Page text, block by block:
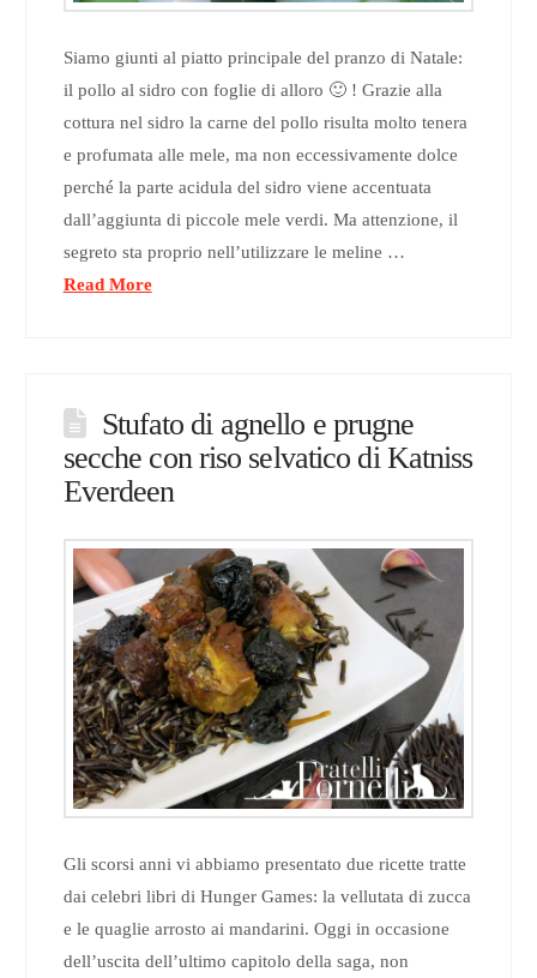
Siamo giunti al piatto principale del pranzo di Natale:
il pollo al sidro con foglie di alloro 🙂 ! Grazie alla
cottura nel sidro la carne del pollo risulta molto tenera
e profumata alle mele, ma non eccessivamente dolce
perché la parte acidula del sidro viene accentuata
dall’aggiunta di piccole mele verdi. Ma attenzione, il
segreto sta proprio nell’utilizzare le meline …
Read More
Stufato di agnello e prugne
secche con riso selvatico di Katniss
Everdeen
Gli scorsi anni vi abbiamo presentato due ricette tratte
dai celebri libri di Hunger Games: la vellutata di zucca
e le quaglie arrosto ai mandarini. Oggi in occasione
dell’uscita dell’ultimo capitolo della saga, non